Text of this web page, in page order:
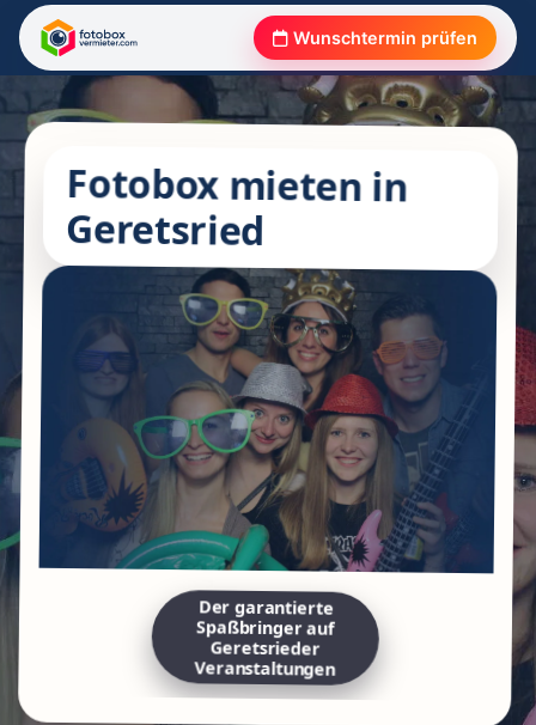
Wunschtermin prüfen
Fotobox mieten in
Geretsried
Der garantierte
Spaßbringer auf
Geretsrieder
Veranstaltungen